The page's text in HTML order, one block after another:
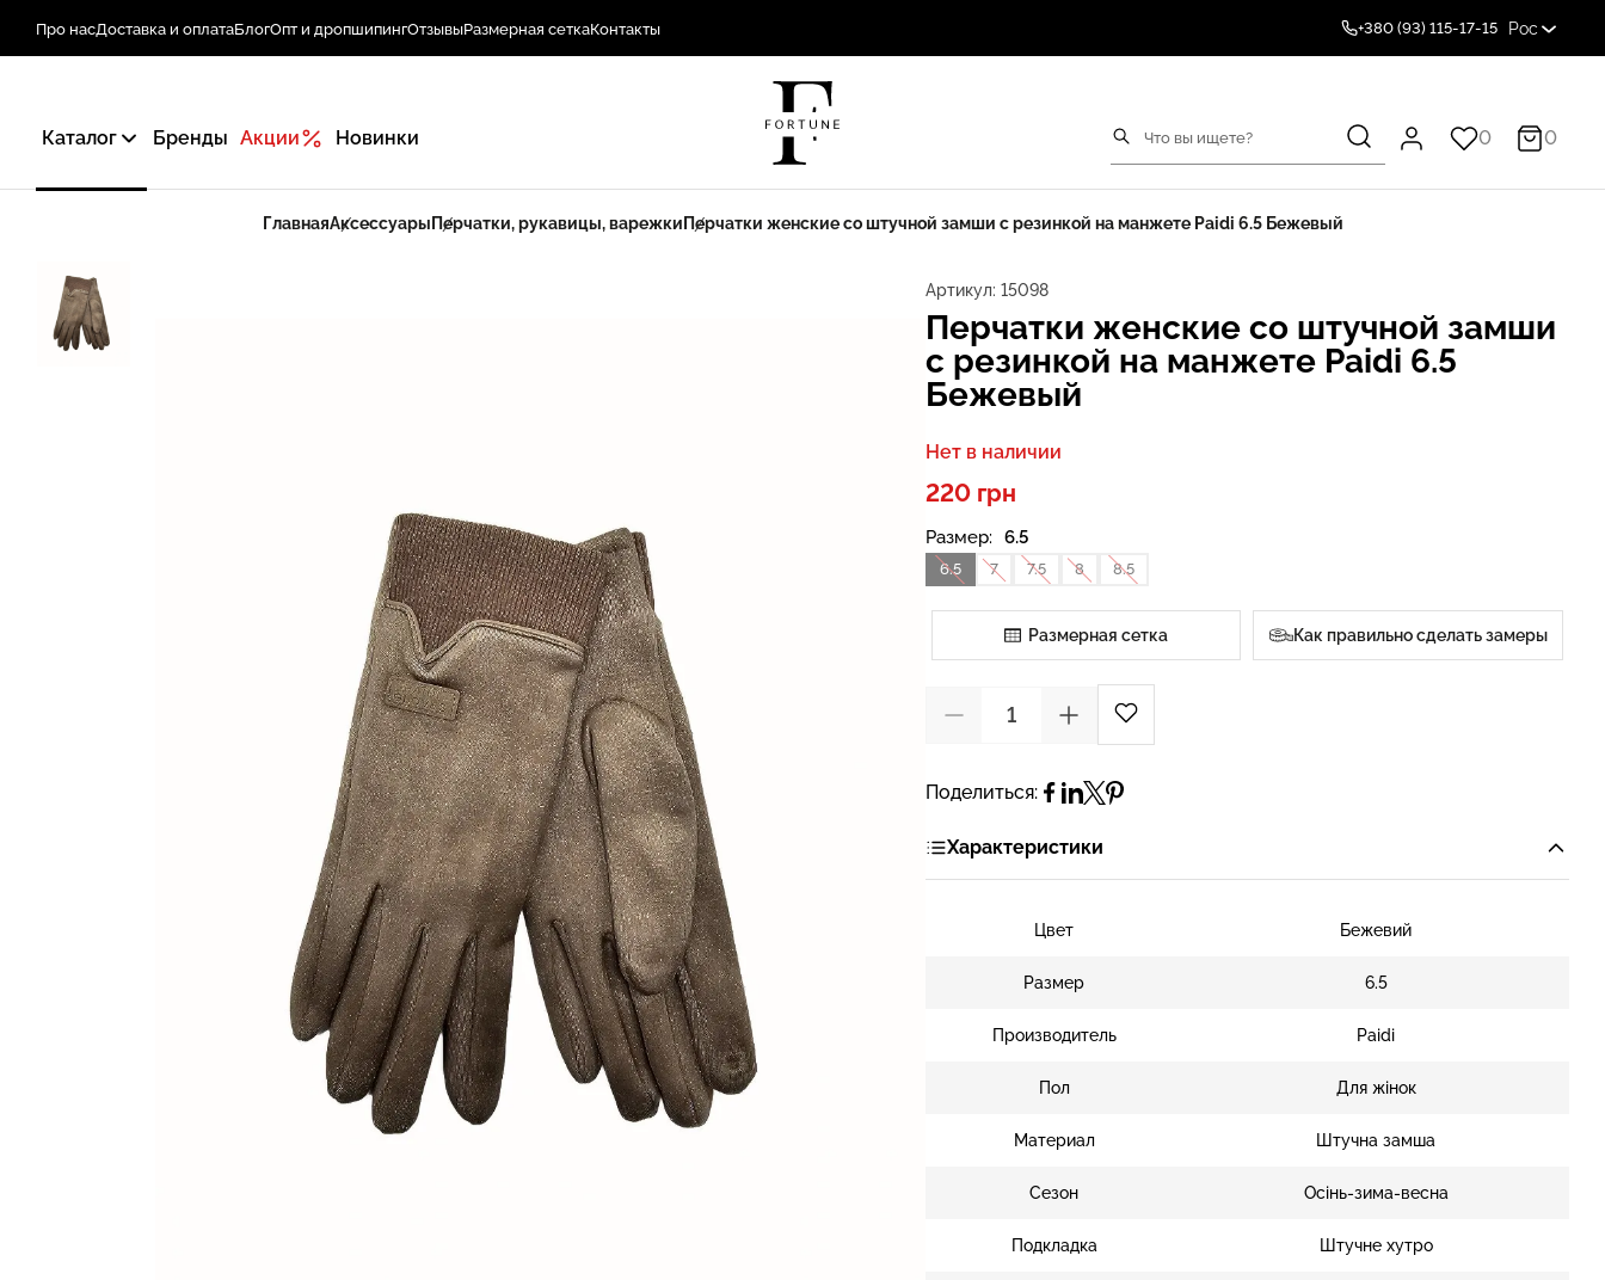
Про насДоставка и оплатаБлогОпт и дропшипингОтзывыРазмерная сеткаКонтакты +380 (93) 115-17-15 Рос
Каталог Бренды Акции Новинки 0 0
ГлавнаяАксессуары Перчатки, рукавицы, варежки Перчатки женские со штучной замши с резинкой на манжете Paidi 6.5 Бежевый
Артикул: 15098
Перчатки женские со штучной замши
с резинкой на манжете Paidi 6.5
Бежевый
Нет в наличии
220 грн
Размер: 6.5
6.5 7 7.5 8 8.5
Размерная сетка Как правильно сделать замеры
Поделиться:
Характеристики
Цвет Бежевий
Размер 6.5
Производитель Paidi
Пол Для жінок
Материал Штучна замша
Сезон Осінь-зима-весна
Подкладка Штучне хутро